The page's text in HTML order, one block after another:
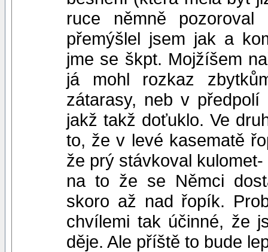
ruce němně
přemýšlel jsem jak a
jme se škpt. Mojžíšem
já mohl rozkaz
zátarasy, neb v
jakž takž doťuklo. Ve
to, že v levé kasematě
že prý stávkoval
na to že se Němci
skoro až nad řopík.
chvílemi tak účinné, že
děje. Ale příště to bude